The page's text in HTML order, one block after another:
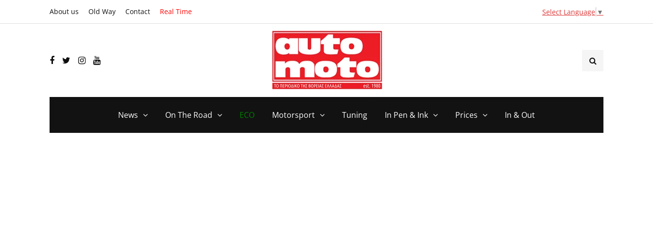
About us Old Way Contact Real Time Select Language ▼
News On The Road ECO Motorsport Tuning In Pen & Ink Prices In & Out